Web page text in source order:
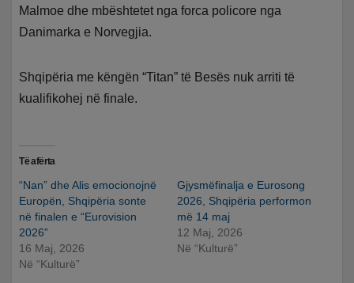
Malmoe dhe mbështetet nga forca policore nga
Danimarka e Norvegjia.
Shqipëria me këngën “Titan” të Besës nuk arriti të
kualifikohej në finale.
Të afërta
“Nan” dhe Alis emocionojnë
Europën, Shqipëria sonte
në finalen e “Eurovision
2026”
16 Maj, 2026
Në “Kulturë”
Gjysmëfinalja e Eurosong
2026, Shqipëria performon
më 14 maj
12 Maj, 2026
Në “Kulturë”